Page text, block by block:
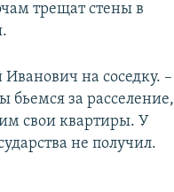
трещат стены в
на соседку. –
бьемся за расселение,
свои квартиры. У
не получил.